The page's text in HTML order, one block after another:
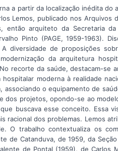
a partir da localização inédita do
Lemos, publicado nos Arquivos
arquiteto da Secretaria
Pinto (PAGE, 1959-1963).
diversidade de proposições
da arquitetura
recorte da saúde, destacam-se
moderna à realidade
o equipamento de
dos projetos, opondo-se ao
buscava esse conceito. Essa
racional dos problemas. Lemos
O trabalho contextualiza os
de Catanduva, de 1959, da
de Pontal (1959), de Carlos